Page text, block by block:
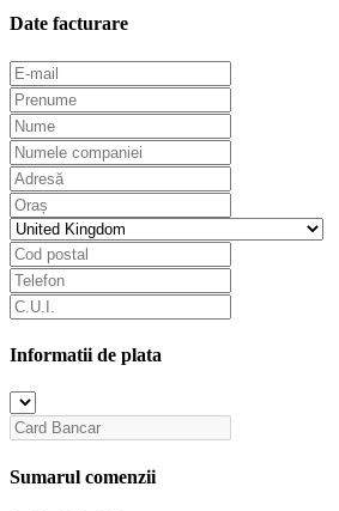
Date facturare
Informatii de plata
Sumarul comenzii